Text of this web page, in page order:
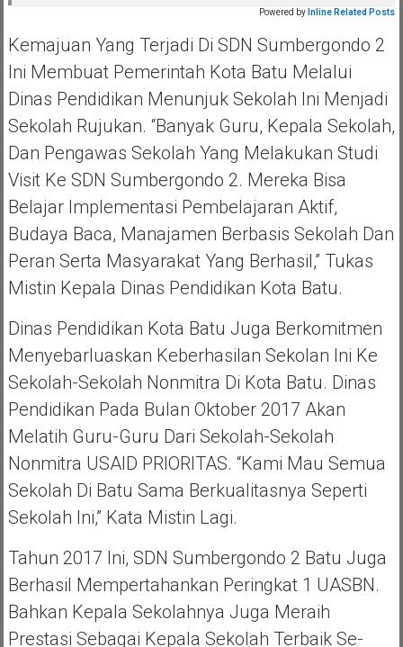
Powered by Inline Related Posts
Kemajuan Yang Terjadi Di SDN Sumbergondo 2
Ini Membuat Pemerintah Kota Batu Melalui
Dinas Pendidikan Menunjuk Sekolah Ini Menjadi
Sekolah Rujukan. “Banyak Guru, Kepala Sekolah,
Dan Pengawas Sekolah Yang Melakukan Studi
Visit Ke SDN Sumbergondo 2. Mereka Bisa
Belajar Implementasi Pembelajaran Aktif,
Budaya Baca, Manajamen Berbasis Sekolah Dan
Peran Serta Masyarakat Yang Berhasil,” Tukas
Mistin Kepala Dinas Pendidikan Kota Batu.
Dinas Pendidikan Kota Batu Juga Berkomitmen
Menyebarluaskan Keberhasilan Sekolan Ini Ke
Sekolah-Sekolah Nonmitra Di Kota Batu. Dinas
Pendidikan Pada Bulan Oktober 2017 Akan
Melatih Guru-Guru Dari Sekolah-Sekolah
Nonmitra USAID PRIORITAS. “Kami Mau Semua
Sekolah Di Batu Sama Berkualitasnya Seperti
Sekolah Ini,” Kata Mistin Lagi.
Tahun 2017 Ini, SDN Sumbergondo 2 Batu Juga
Berhasil Mempertahankan Peringkat 1 UASBN.
Bahkan Kepala Sekolahnya Juga Meraih
Prestasi Sebagai Kepala Sekolah Terbaik Se-